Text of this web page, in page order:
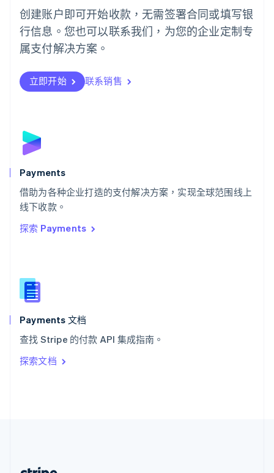
创建账户即可开始收款，无需签署合同或填写银
行信息。您也可以联系我们，为您的企业定制专
属支付解决方案。
立即开始 联系销售
Payments
借助为各种企业打造的支付解决方案，实现全球范围线上
线下收款。
探索 Payments
Payments 文档
查找 Stripe 的付款 API 集成指南。
探索文档
葡萄牙
Português English
日本
日本語English
瑞典
瑞士
DeutschFrançais
English
斯洛文尼亚
泰国
ไทยEnglish
希腊
English
西班牙
新西兰
English
匈牙利
English
ItalianoEnglish
印度
English